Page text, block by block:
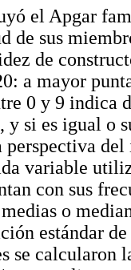
el Apgar
de sus
de
a mayor
0 y 9 indica
y si es igual o
perspectiva
variable
con sus
o
estándar
se calcularon